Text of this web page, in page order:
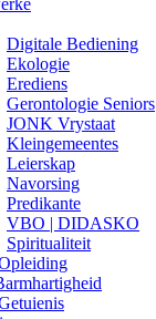
Digitale Bediening
Ekologie
Erediens
Gerontologie Seniors
JONK Vrystaat
Kleingemeentes
Leierskap
Navorsing
Predikante
VBO | DIDASKO
Spiritualiteit